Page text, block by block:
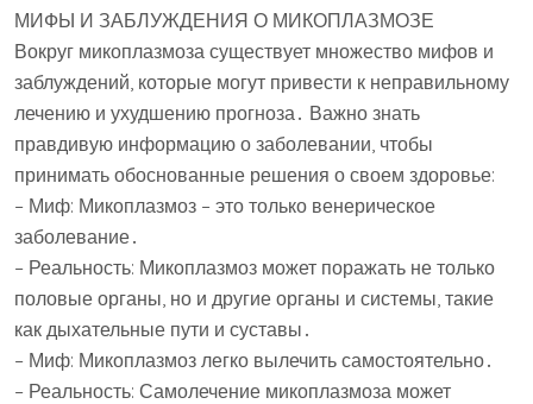
МИФЫ И ЗАБЛУЖДЕНИЯ О МИКОПЛАЗМОЗЕ
Вокруг микоплазмоза существует множество мифов и
заблуждений, которые могут привести к неправильному
лечению и ухудшению прогноза․ Важно знать
правдивую информацию о заболевании, чтобы
принимать обоснованные решения о своем здоровье:
– Миф: Микоплазмоз – это только венерическое
заболевание․
– Реальность: Микоплазмоз может поражать не только
половые органы, но и другие органы и системы, такие
как дыхательные пути и суставы․
– Миф: Микоплазмоз легко вылечить самостоятельно․
– Реальность: Самолечение микоплазмоза может